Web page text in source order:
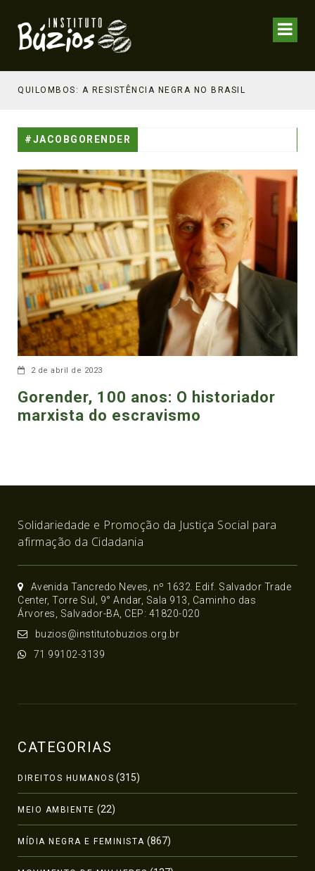
QUILOMBOS: A RESISTÊNCIA NEGRA NO BRASIL
#JACOBGORENDER
2 de abril de 2023
Gorender, 100 anos: O historiador
marxista do escravismo
Solidariedade e Promoção da Justiça Social para
afirmação da Cidadania
Avenida Tancredo Neves, nº 1632. Edif. Salvador Trade
Center, Torre Sul, 9° Andar, Sala 913, Caminho das
Árvores, Salvador-BA, CEP: 41820-020
buzios@institutobuzios.org.br
71 99102-3139
CATEGORIAS
DIREITOS HUMANOS (315)
MEIO AMBIENTE (22)
MÍDIA NEGRA E FEMINISTA (867)